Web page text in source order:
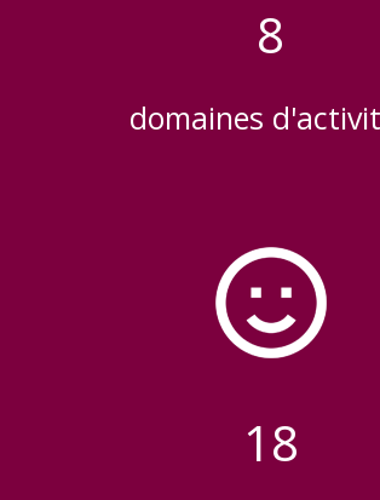
8
domaines
18